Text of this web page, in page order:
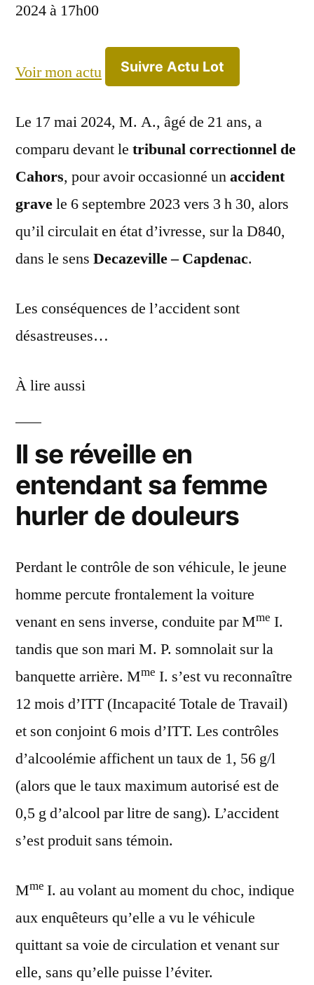
2024 à 17h00
Voir mon actu Suivre Actu Lot
Le 17 mai 2024, M. A., âgé de 21 ans, a
comparu devant le tribunal correctionnel de
Cahors, pour avoir occasionné unaccident
gravele 6 septembre 2023 vers 3 h 30, alors
qu’il circulait en état d’ivresse, sur la D840,
dans le sens Decazeville – Capdenac.
Les conséquences de l’accident sont
désastreuses…
À lire aussi
Il se réveille en
entendant sa femme
hurler de douleurs
Perdant le contrôle de son véhicule, le jeune
homme percute frontalement la voiture
venant en sens inverse, conduite par Mme I.
tandis que son mari M. P. somnolait sur la
banquette arrière. Mme I. s’est vu reconnaître
12 mois d’ITT (Incapacité Totale de Travail)
et son conjoint 6 mois d’ITT. Les contrôles
d’alcoolémie affichent un taux de 1, 56 g/l
(alors que le taux maximum autorisé est de
0,5 g d’alcool par litre de sang). L’accident
s’est produit sans témoin.
Mme I. au volant au moment du choc, indique
aux enquêteurs qu’elle a vu le véhicule
quittant sa voie de circulation et venant sur
elle, sans qu’elle puisse l’éviter.